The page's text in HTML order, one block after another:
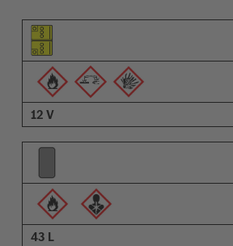
Pictograma do elemento
Pictogramas de advertências
Descrição
12 V
43 L